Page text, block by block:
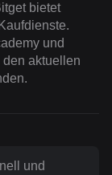
bietet
und
den aktuellen
und